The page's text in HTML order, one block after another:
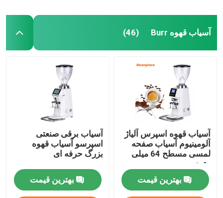
آسیاب قهوه Burr (46)
آسیاب قهوه اسپرس آلیاژ
آلومینیوم آسیاب صفحه
لمسی مسطح 64 میلی
متری
بهترین قیمت
آسیاب برقی صنعتی
اسپرسو آسیاب قهوه
بزرگ حرفه ای
بهترین قیمت